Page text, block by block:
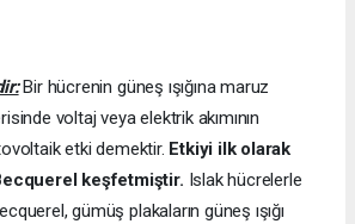
Bir hücrenin güneş ışığına maruz
voltaj veya elektrik akımının
etki demektir. Etkiyi ilk olarak
keşfetmiştir. Islak hücrelerle
gümüş plakaların güneş ışığı